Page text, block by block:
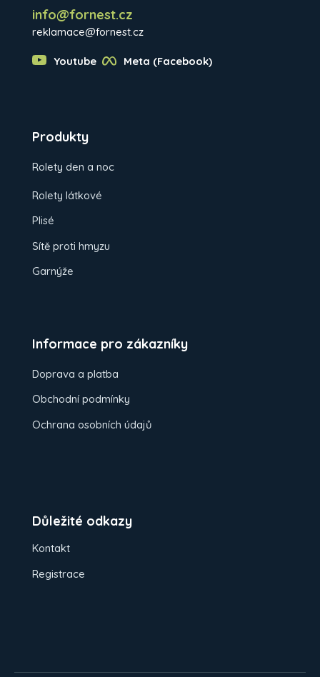
info@fornest.cz
reklamace@fornest.cz
Youtube Meta (Facebook)
Produkty
Rolety den a noc
Rolety látkové
Plisé
Sítě proti hmyzu
Garnýže
Informace pro zákazníky
Doprava a platba
Obchodní podmínky
Ochrana osobních údajů
Důležité odkazy
Kontakt
Registrace